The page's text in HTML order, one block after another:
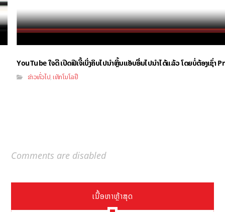
YouTube ໃຈດີ ເປີດຟີເຈີ້ເບິ່ງຄິບໄປນຳຫຼິ້ນແອັບອື່ນໄປນຳໄດ້ແລ້ວ ໂດຍບໍ່ຕ້ອງເຊົ່າ
ຂ່າວທົ່ວໄປ,ເທັກໂນໂລຢີ
Comments are disabled
ເນື້ອຫາຫຼ້າສຸດ